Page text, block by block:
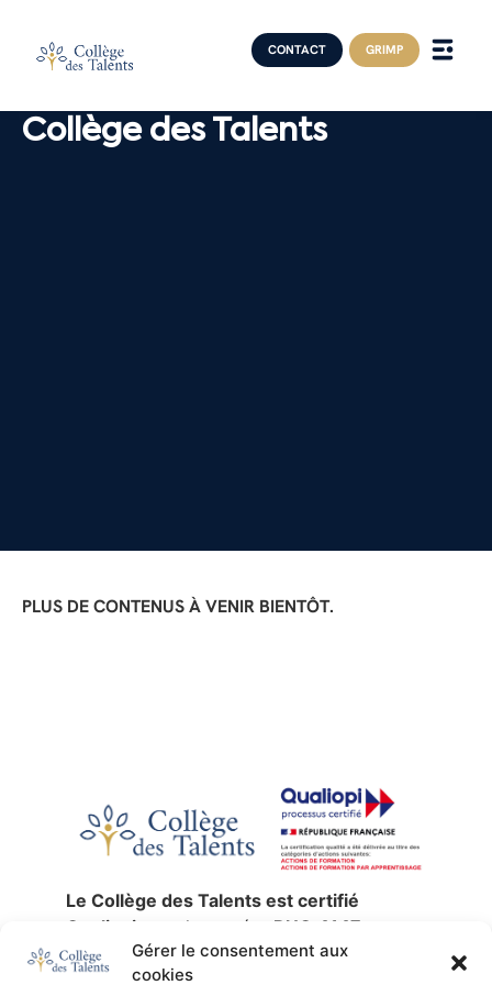
Gérer le consentement aux
cookies
CONTACT GRIMP
Collège des Talents
PLUS DE CONTENUS À VENIR BIENTÔT.
Le Collège des Talents est certifié
Qualiopi sous le numéro RNQ 4147
jusqu’au30 décembre 2027.
La certification qualité a été délivrée au